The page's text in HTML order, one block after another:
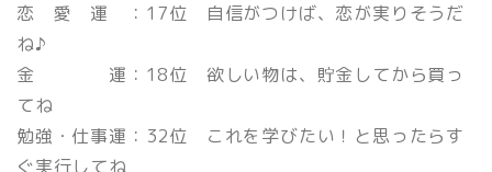
恋 愛 運 ：17位 自信がつけば、恋が実りそうだ
ね♪
金 運：18位 欲しい物は、貯金してから買っ
てね
勉強・仕事運：32位 これを学びたい！と思ったらす
ぐ実行してね